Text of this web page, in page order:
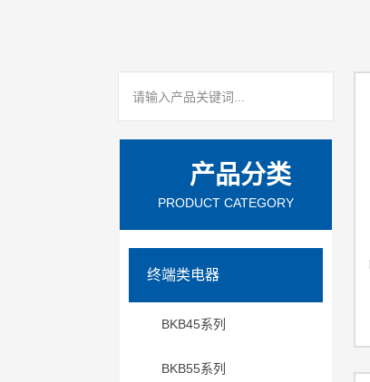
产品分类
PRODUCT CATEGORY
终端类电器
BKB45系列
BKB55系列